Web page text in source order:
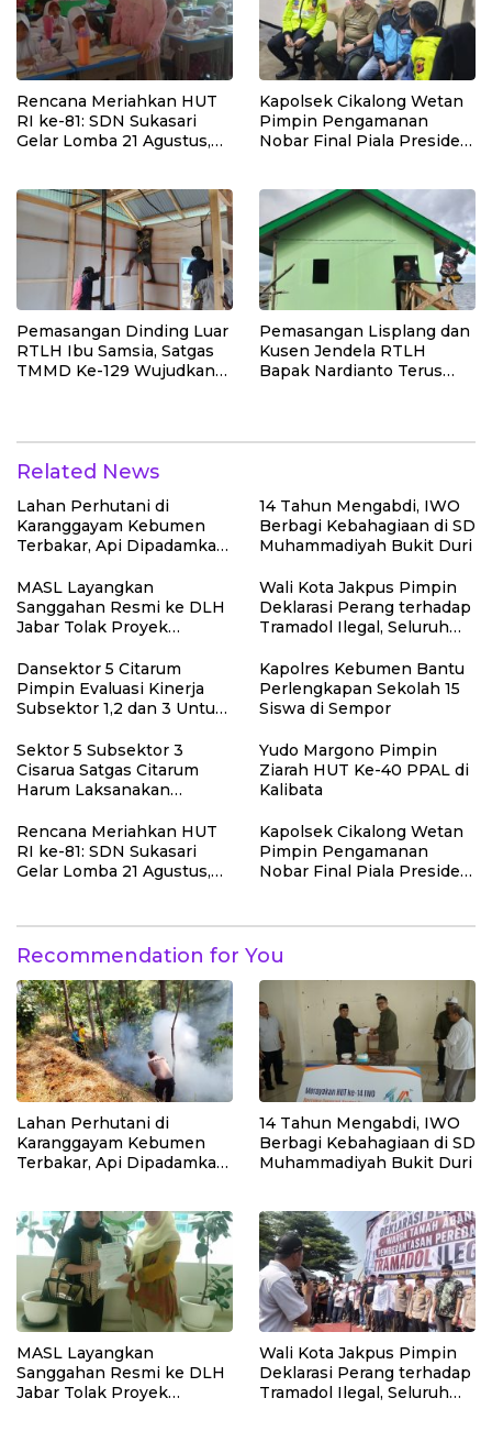
Rencana Meriahkan HUT
RI ke-81: SDN Sukasari
Gelar Lomba 21 Agustus,
Kapolsek Cikalong Wetan
Pimpin Pengamanan
Nobar Final Piala Presiden
Pemasangan Dinding Luar
RTLH Ibu Samsia, Satgas
TMMD Ke-129 Wujudkan
Pemasangan Lisplang dan
Kusen Jendela RTLH
Bapak Nardianto Terus
Related News
Lahan Perhutani di
Karanggayam Kebumen
Terbakar, Api Dipadamkan
14 Tahun Mengabdi, IWO
Berbagi Kebahagiaan di SD
Muhammadiyah Bukit Duri
MASL Layangkan
Sanggahan Resmi ke DLH
Jabar Tolak Proyek
Bawa Bukti 14 Situs Cagar
Budaya dan Risiko Gempa
Sesar Baribis
Wali Kota Jakpus Pimpin
Deklarasi Perang terhadap
Tramadol Ilegal, Seluruh
Bergerak Bersama
Dansektor 5 Citarum
Pimpin Evaluasi Kinerja
Subsektor 1,2 dan 3 Untuk
Program Pemulihan
Lingkungan
Kapolres Kebumen Bantu
Perlengkapan Sekolah 15
Siswa di Sempor
Sektor 5 Subsektor 3
Cisarua Satgas Citarum
Harum Laksanakan
Lahan Pascalongsor dan
Perkuat Edukasi
Kepedulian Lingkungan
Yudo Margono Pimpin
Ziarah HUT Ke-40 PPAL di
Kalibata
Rencana Meriahkan HUT
RI ke-81: SDN Sukasari
Gelar Lomba 21 Agustus,
Kapolsek Cikalong Wetan
Pimpin Pengamanan
Nobar Final Piala Presiden
Recommendation for You
Lahan Perhutani di
Karanggayam Kebumen
Terbakar, Api Dipadamkan
14 Tahun Mengabdi, IWO
Berbagi Kebahagiaan di SD
Muhammadiyah Bukit Duri
MASL Layangkan
Sanggahan Resmi ke DLH
Jabar Tolak Proyek
Wali Kota Jakpus Pimpin
Deklarasi Perang terhadap
Tramadol Ilegal, Seluruh